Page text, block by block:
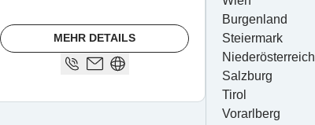
MEHR DETAILS
Burgenland
Steiermark
Niederösterreich
Salzburg
Tirol
Vorarlberg